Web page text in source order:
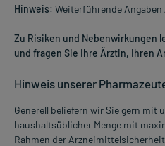
Hinweis: Weiterführende
Zu Risiken und Nebenwirkungen
und fragen Sie Ihre Ärztin, Ihren
Hinweis unserer
Generell beliefern wir Sie gern mit
haushaltsüblicher Menge mit
Rahmen der